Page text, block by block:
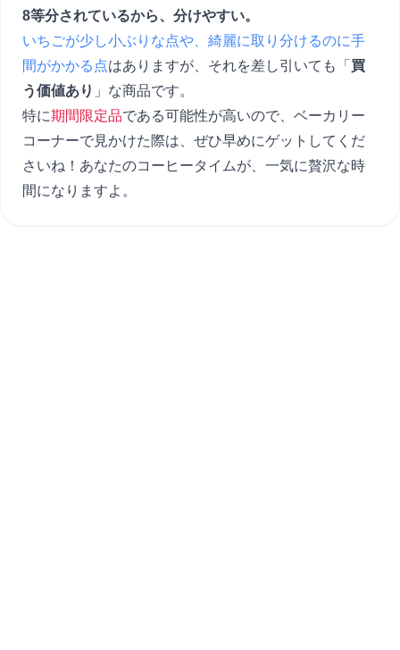
8等分されているから、分けやすい。
いちごが少し小ぶりな点や、綺麗に取り分けるのに手
間がかかる点はありますが、それを差し引いても「 買
う価値あり 」な商品です。
特に期間限定品である可能性が高いので、ベーカリー
コーナーで見かけた際は、ぜひ早めにゲットしてくだ
さいね！あなたのコーヒータイムが、一気に贅沢な時
間になりますよ。